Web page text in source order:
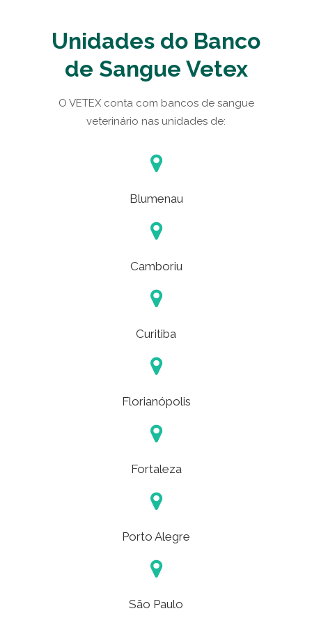
Unidades do Banco
de Sangue Vetex
O VETEX conta com bancos de sangue
veterinário nas unidades de:
Blumenau
Camboriu
Curitiba
Florianópolis
Fortaleza
Porto Alegre
São Paulo